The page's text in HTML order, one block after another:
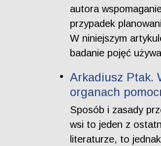
autora
przypadek
W niniejszym
badanie pojęć
Arkadiusz Ptak.
organach
Sposób i zasady
wsi to jeden z
literaturze, to